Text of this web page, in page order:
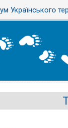
Українського